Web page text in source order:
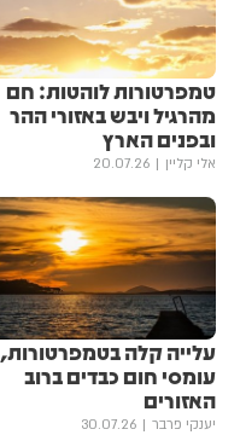
טמפרטורות לוהטות: חם
מהרגיל ויבש באזורי ההר
ובפנים הארץ
אלי קליין 20.07.26
עלייה קלה בטמפרטורות,
עומסי חום כבדים ברוב
האזורים
יענקי פרבר 30.07.26